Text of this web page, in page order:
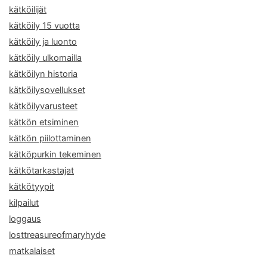
kätköilijät
kätköily 15 vuotta
kätköily ja luonto
kätköily ulkomailla
kätköilyn historia
kätköilysovellukset
kätköilyvarusteet
kätkön etsiminen
kätkön piilottaminen
kätköpurkin tekeminen
kätkötarkastajat
kätkötyypit
kilpailut
loggaus
losttreasureofmaryhyde
matkalaiset